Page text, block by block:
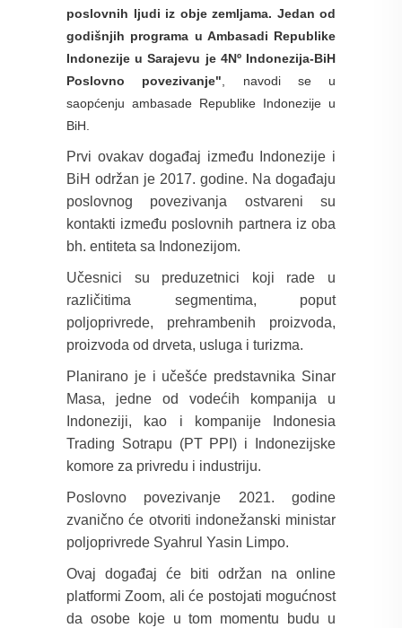
poslovnih ljudi iz obje zemljama. Jedan od
godišnjih programa u Ambasadi Republike
Indonezije u Sarajevu je 4Nº Indonezija-BiH
Poslovno povezivanje", navodi se u
saopćenju ambasade Republike Indonezije u
BiH.
Prvi ovakav događaj između Indonezije i
BiH održan je 2017. godine. Na događaju
poslovnog povezivanja ostvareni su
kontakti između poslovnih partnera iz oba
bh. entiteta sa Indonezijom.
Učesnici su preduzetnici koji rade u
različitima segmentima, poput
poljoprivrede, prehrambenih proizvoda,
proizvoda od drveta, usluga i turizma.
Planirano je i učešće predstavnika Sinar
Masa, jedne od vodećih kompanija u
Indoneziji, kao i kompanije Indonesia
Trading Sotrapu (PT PPI) i Indonezijske
komore za privredu i industriju.
Poslovno povezivanje 2021. godine
zvanično će otvoriti indonežanski ministar
poljoprivrede Syahrul Yasin Limpo.
Ovaj događaj će biti održan na online
platformi Zoom, ali će postojati mogućnost
da osobe koje u tom momentu budu u